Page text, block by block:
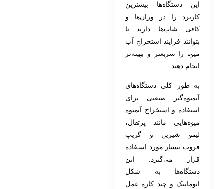
این دستگاه‌ها بیشترین
کاربرد را در وران‌ها و
کافی شاپ‌ها دارند تا
بتوانند فرایند استخراج آب
میوه را سریعتر و بهینه‌تر
انجام دهند.
به طور کلی دستگاه‌های
آبمیوه‌گیر صنعتی برای
استفاده و استخراج آبمیوه
میوه‌هایی مانند پرتقال،
لیمو شیرین و گریپ
فروت بسیار مورد استفاده
قرار می‌گیرد. این
دستگاه‌ها به شکل
اتوماتیک و چند کاره عمل